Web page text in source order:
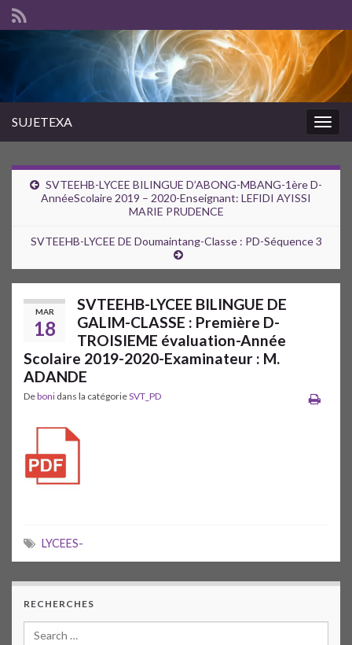
SUJETEXA
SVTEEHB-LYCEE BILINGUE D’ABONG-MBANG-1ère D-
AnnéeScolaire 2019 – 2020-Enseignant: LEFIDI AYISSI
MARIE PRUDENCE
SVTEEHB-LYCEE DE Doumaintang-Classe : PD-Séquence 3
MAR
18
SVTEEHB-LYCEE BILINGUE DE
GALIM-CLASSE : Première D-
TROISIEME évaluation-Année
Scolaire 2019-2020-Examinateur : M.
ADANDE
Deboni dans la catégorieSVT_PD
LYCEES-
RECHERCHES